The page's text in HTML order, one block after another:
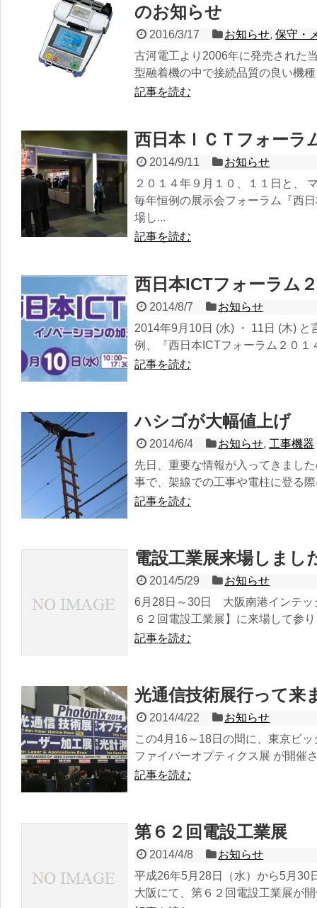
のお知らせ
2016/3/17 お知らせ,保守・
古河電工より2006年に発売された
型融着機の中で接続品質の良い機
記事を読む
西日本ＩＣＴフォーラ
2014/9/11
お知らせ
２０１４年９月１０、１１日と、
毎年恒例の展示会フォーラム『西
場し...
記事を読む
西日本ICTフォーラム
2014/8/7
お知らせ
2014年9月10日 (水) ・ 11日 (木)
例、『西日本ICTフォーラム２０１
記事を読む
ハシゴが大幅値上げ
2014/6/4 お知らせ, 工事機器
先日、重要な情報が入ってきまし
事で、架線での工事や電柱に登る
記事を読む
電設工業展来場しまし
2014/5/29
お知らせ
6月28日～30日 大阪南港インテッ
６２回電設工業展】に来場して参
記事を読む
光通信技術展行って来
2014/4/22
お知らせ
この4月16～18日の間に、東京ビ
ファイバーオプティクス展 が開催
記事を読む
第６２回電設工業展
2014/4/8
お知らせ
平成26年5月28日（水）から5月30
大阪にて、第６２回電設工業展が